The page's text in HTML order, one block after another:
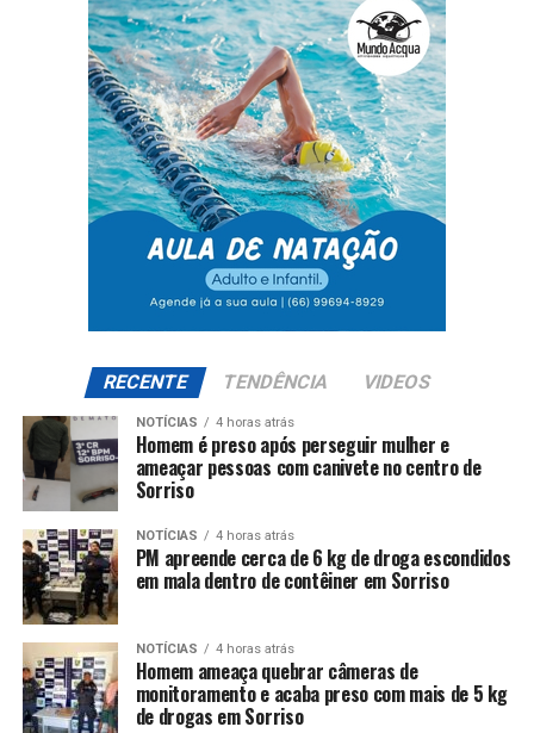
RECENTE TENDÊNCIA VIDEOS
NOTÍCIAS 4 horas atrás
Homem é preso após perseguir mulher e
ameaçar pessoas com canivete no centro de
Sorriso
NOTÍCIAS 4 horas atrás
PM apreende cerca de 6 kg de droga escondidos
em mala dentro de contêiner em Sorriso
NOTÍCIAS 4 horas atrás
Homem ameaça quebrar câmeras de
monitoramento e acaba preso com mais de 5 kg
de drogas em Sorriso